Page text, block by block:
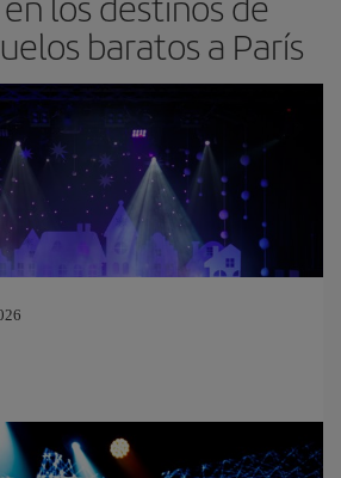
baratos a París